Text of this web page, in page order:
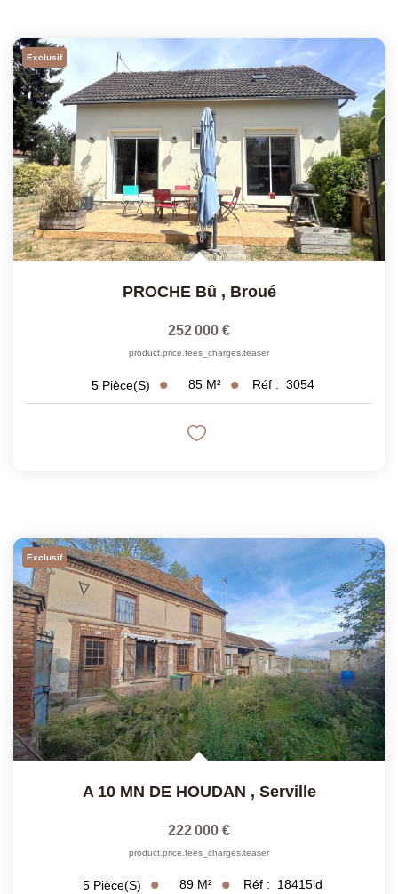
Exclusif
PROCHE Bû , Broué
252 000 €
product.price.fees_charges.teaser
5 Pièce(s) 85 M² Réf : 3054
Exclusif
A 10 MN DE HOUDAN , Serville
222 000 €
product.price.fees_charges.teaser
5 Pièce(s) 89 M² Réf : 18415ld